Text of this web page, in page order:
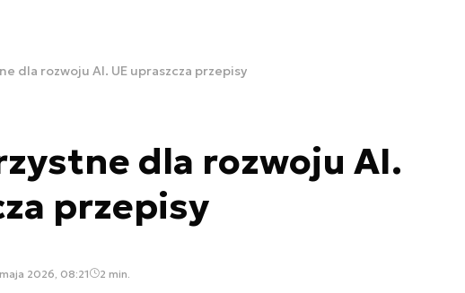
dla rozwoju AI. UE upraszcza przepisy
dla rozwoju AI.
przepisy
2026, 08:21 2 min.